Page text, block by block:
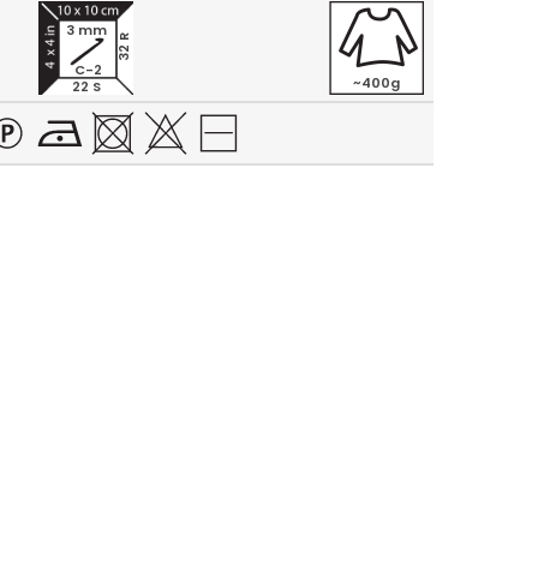
22 S
32 R
3 mm
C-2
~400g